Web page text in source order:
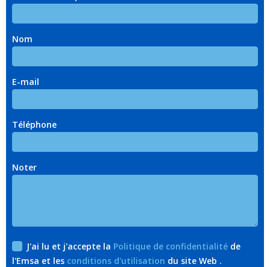
Nom
E-mail
Téléphone
Noter
J'ai lu et j'accepte la Politique de confidentialité de
l'Emsa et les conditions d'utilisation du site Web .